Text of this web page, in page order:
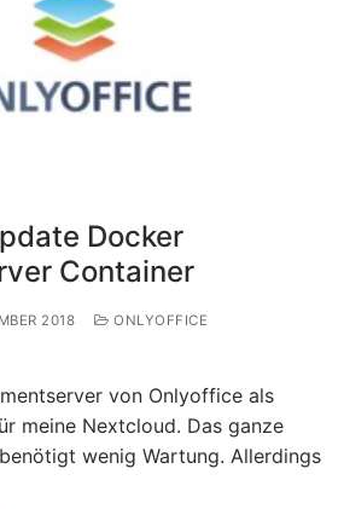
Docker
Container
2018
ONLYOFFICE
von Onlyoffice als
meine Nextcloud. Das ganze
wenig Wartung. Allerdings